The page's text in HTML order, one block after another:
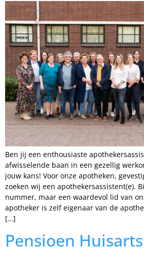
Ben jij een enthousiaste
afwisselende baan in een gezellig
jouw kans! Voor onze apotheken,
zoeken wij een apothekersassistent(e).
nummer, maar een waardevol lid van
apotheker is zelf eigenaar van de
[…]
Pensioen